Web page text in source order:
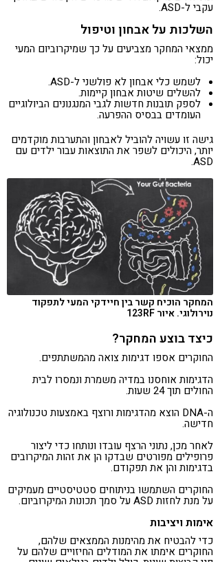
עקבי ל-ASD.
השלכות על אבחון וטיפול
ממצאי המחקר מצביעים על כך שמיקרוביום המעי
יכול:
לשמש כלי אבחון לא פולשני ל-ASD.
להשלים שיטות אבחון קיימות.
לספק תובנות חדשות לגבי המנגנונים הביולוגיים
העומדים בבסיס ההפרעה.
גישה זו עשויה להוביל לאבחון והתערבות מוקדמים
יותר, היכולים לשפר את התוצאות עבור ילדים עם
ASD.
המחקר הוכיח קשר בין חיידקי המעי לתפקוד
נוירולוגי. איור 123RF
כיצד בוצע המחקר?
החוקרים אספו דגימות צואה מהמשתתפים.
הדגימות אוחסנו במדיה משמרת ונמסרו לבית
החולים תוך 24 שעות.
ה-DNA הוצא מהדגימות ורוצף באמצעות טכנולוגיה
חדישה.
לאחר מכן, נתוני הרצף עובדו ונותחו כדי ליצור
פרופילים מפורטים שבדקו הן את זהות המיקרובים
בדגימות והן את תפקודם.
החוקרים השתמשו בניתוחים סטטיסטיים מעמיקים
על מנת לחזות ASD על סמך תכונות המיקרוביום.
אימות ויציבות
כדי להבטיח את מהימנות הממצאים שלהם,
החוקרים אימתו את המודלים החיזויים שלהם על